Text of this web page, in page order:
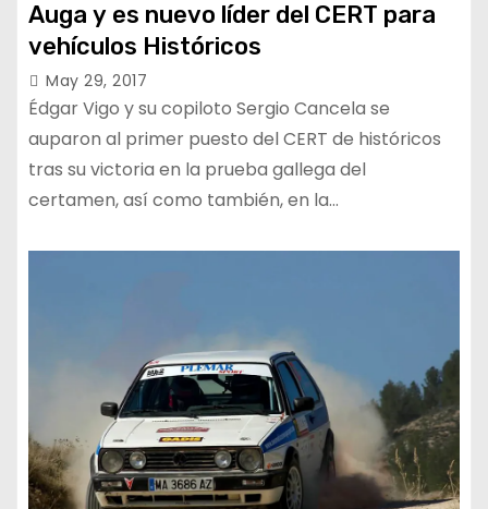
Auga y es nuevo líder del CERT para
vehículos Históricos
May 29, 2017
Édgar Vigo y su copiloto Sergio Cancela se
auparon al primer puesto del CERT de históricos
tras su victoria en la prueba gallega del
certamen, así como también, en la…